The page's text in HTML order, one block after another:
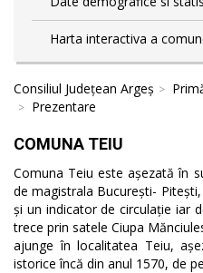
Harta interactiva a
Consiliul Județean Argeș
Prezentare
COMUNA TEIU
Comuna Teiu este așezată în
de magistrala București-
și un indicator de circulație iar
trece prin satele Ciupa
ajunge în localitatea Teiu,
istorice încă din anul 1570, de